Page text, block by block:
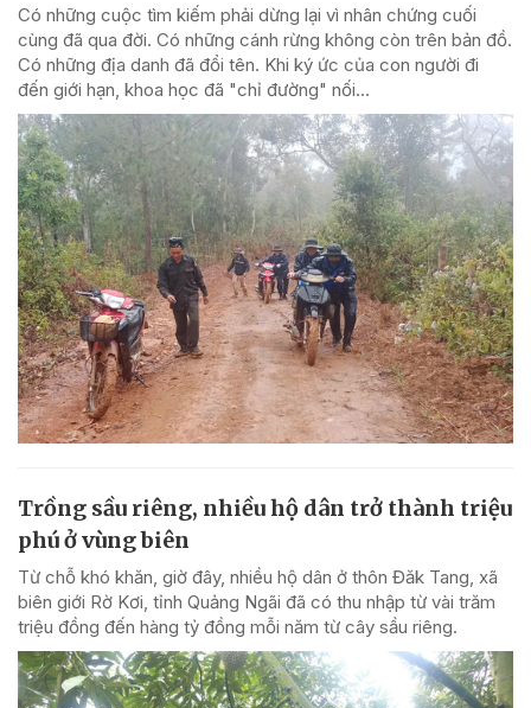
Có những cuộc tìm kiếm phải dừng lại vì nhân chứng cuối
cùng đã qua đời. Có những cánh rừng không còn trên bản đồ.
Có những địa danh đã đổi tên. Khi ký ức của con người đi
đến giới hạn, khoa học đã "chỉ đường" nối...
Trồng sầu riêng, nhiều hộ dân trở thành triệu
phú ở vùng biên
Từ chỗ khó khăn, giờ đây, nhiều hộ dân ở thôn Đăk Tang, xã
biên giới Rờ Kơi, tỉnh Quảng Ngãi đã có thu nhập từ vài trăm
triệu đồng đến hàng tỷ đồng mỗi năm từ cây sầu riêng.